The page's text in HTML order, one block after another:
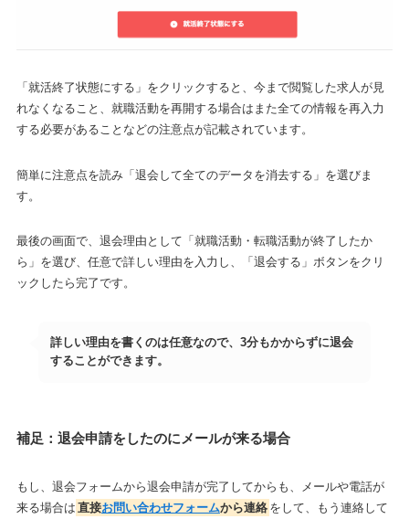
「就活終了状態にする」をクリックすると、今まで閲覧した求人が見
れなくなること、就職活動を再開する場合はまた全ての情報を再入力
する必要があることなどの注意点が記載されています。
簡単に注意点を読み「退会して全てのデータを消去する」を選びま
す。
最後の画面で、退会理由として「就職活動・転職活動が終了したか
ら」を選び、任意で詳しい理由を入力し、「退会する」ボタンをクリ
ックしたら完了です。
詳しい理由を書くのは任意なので、3分もかからずに退会
することができます。
補足：退会申請をしたのにメールが来る場合
もし、退会フォームから退会申請が完了してからも、メールや電話が
来る場合は 直接お問い合わせフォームから連絡 をして、もう連絡して